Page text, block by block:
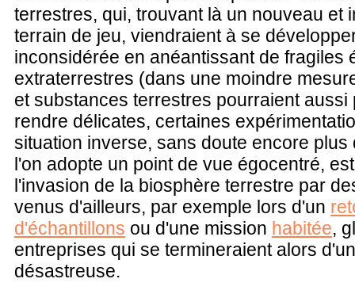
terrestres, qui, trouvant là un nouveau et
terrain de jeu, viendraient à se
inconsidérée en anéantissant de fragiles
extraterrestres (dans une moindre
et substances terrestres pourraient aussi
rendre délicates, certaines
situation inverse, sans doute encore plus
l'on adopte un point de vue égocentré,
l'invasion de la biosphère terrestre par
venus d'ailleurs, par exemple lors d'un
d'échantillons ou d'une mission habitée,
entreprises qui se termineraient alors
désastreuse.